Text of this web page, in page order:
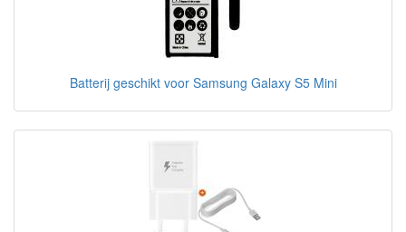
Batterij geschikt voor Samsung Galaxy S5 Mini